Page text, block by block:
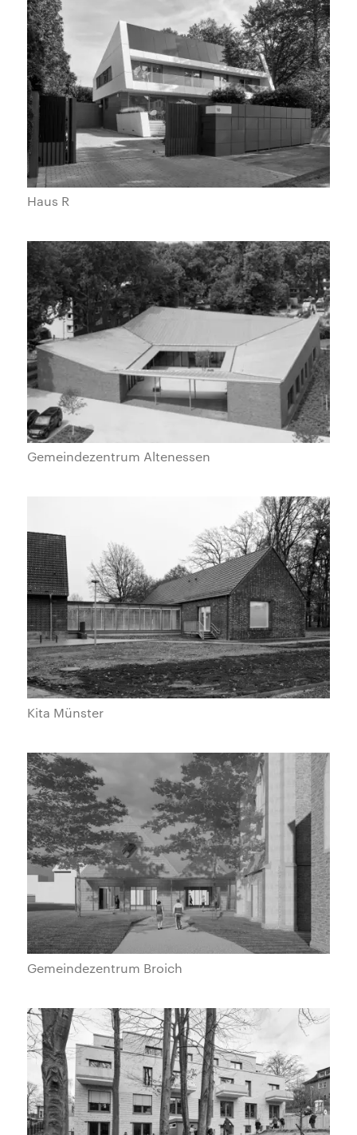
Haus R
Gemeindezentrum Altenessen
Kita Münster
Gemeindezentrum Broich